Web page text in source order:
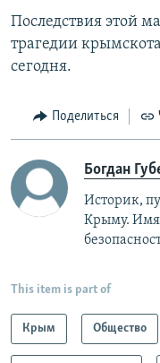
Последствия этой
трагедии
сегодня.
Поделиться
Богдан
Историк,
Крыму. Имя
This item is part of
Крым Общество